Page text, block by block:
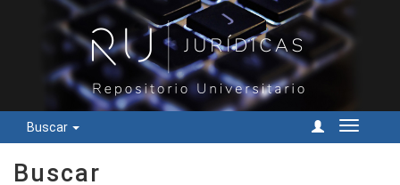
Buscar
Cambiar
Buscar